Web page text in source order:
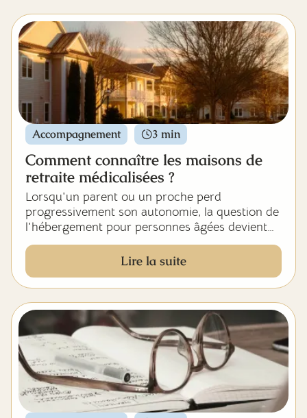
Accompagnement 3 min
Comment connaître les maisons de
retraite médicalisées ?
Lorsqu'un parent ou un proche perd
progressivement son autonomie, la question de
l'hébergement pour personnes âgées devient
pressante. Le maintien à domicile a ses limites,
l'hospitalisation en centre hospitalier ne
constitue pas une solution durable, et toutes les
structures pour seniors ne se valent pas.
Choisir une maison de retraite médicalisée
engage le quotidien de votre proche pour
plusieurs années, parfois pour le reste de sa vie.
Cette décision ne doit ni se prendre dans
l'urgence, ni se résumer à la première place en
maison de retraite disponible. Voici les sept
critères qui font réellement la différence pour
Lire la suite